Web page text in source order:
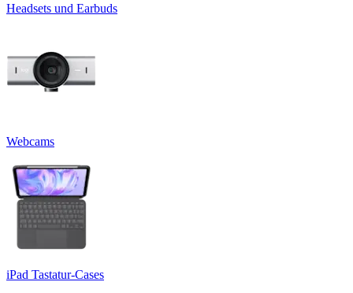
Headsets und Earbuds
Webcams
iPad Tastatur-Cases